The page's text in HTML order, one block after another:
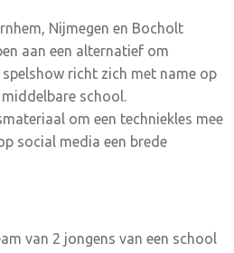
Nijmegen en Bocholt
aan een alternatief om
richt zich met name op
school.
om een techniekles mee
social media een brede
van 2 jongens van een school